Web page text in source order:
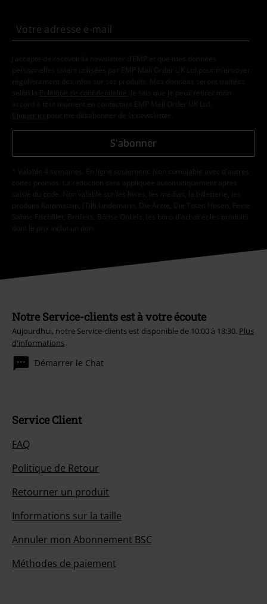
J’accepte de recevoir la newsletter d’EMP et que mes données
personnelles soient utilisées par EMP Mail Order UK Ltd pour m’envoyer
régulièrement des infos sur ses produits. Mes données seront traitées
selon la
Politique de confidentialité . Je sais que je peux retirer mon
accord à tout moment en contactant EMP Mail Order UK Ltd.
Cliquer ici pour me désabonner de la newsletter.
S'abonner
* Valable 4 semaines. En ligne seulement. Non cumulable avec d'autres
codes promos. La réduction sera appliquée automatiquement après
saisie du code. Non valable sur les livres, les médias, la billetterie, les
produits Rammstein, (Till) Lindemann, Die Ärzte, Die Toten Hosen, Feine
Sahne Fischfilet, Broilers, Böhse Onkelz, les bons d'achat et les produits
dont le prix inclut un don.
Notre Service-clients est à votre écoute
Aujourdhui, notre Service-clients est disponible de 10:00 à 18:30. Plus
d'informations
Démarrer le Chat
Service Client
FAQ
Politique de Retour
Retourner un produit
Informations sur la taille
Annuler mon Abonnement BSC
Méthodes de paiement